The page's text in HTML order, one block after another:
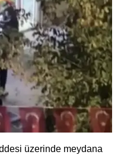
üzerinde meydana